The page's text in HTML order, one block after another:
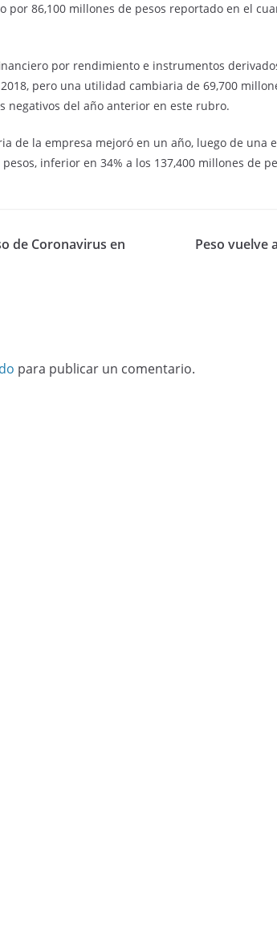
por 86,100 millones de pesos reportado en el
por rendimiento e instrumentos
pero una utilidad cambiaria de 69,700
negativos del año anterior en este rubro.
de la empresa mejoró en un año, luego de una
inferior en 34% a los 137,400 millones de
de Coronavirus en
Peso vuelve
para publicar un comentario.